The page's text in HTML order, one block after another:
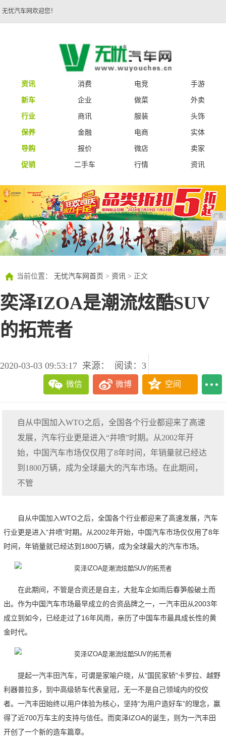
无忧汽车网欢迎您！
资讯 消费 电竞
手游
新车
企业 做菜
外卖
行业
商讯 服装
头饰
保养
金融 电商
实体
导购
报价 微店
卖家
促销
二手车 行情 资讯
广告
广告
当前位置： 无忧汽车网首页 > 资讯 > 正文
奕泽IZOA是潮流炫酷SUV
的拓荒者
2020-03-03 09:53:17 来源： 阅读：3
微信 微博 空间
自从中国加入WTO之后，全国各个行业都迎来了高速
发展，汽车行业更是进入“井喷”时期。从2002年开
始，中国汽车市场仅仅用了8年时间，年销量就已经达
到1800万辆，成为全球最大的汽车市场。在此期间，
不管
自从中国加入WTO之后，全国各个行业都迎来了高速发展，汽车
行业更是进入“井喷”时期。从2002年开始，中国汽车市场仅仅用了8年
时间，年销量就已经达到1800万辆，成为全球最大的汽车市场。
在此期间，不管是合资还是自主，大批车企如雨后春笋般破土而
出。作为中国汽车市场最早成立的合资品牌之一，一汽丰田从2003年
成立到如今，已经走过了16年风雨，亲历了中国车市最具成长性的黄
金时代。
提起一汽丰田汽车，可谓是家喻户晓，从"国民家轿"卡罗拉、越野
利器普拉多，到中高级轿车代表皇冠，无一不是自己领域内的佼佼
者。一汽丰田始终以用户体验为核心，坚持“为用户造好车”的理念，赢
得了近700万车主的支持与信任。而奕泽IZOA的诞生，则为一汽丰田
开创了一个新的造车篇章。